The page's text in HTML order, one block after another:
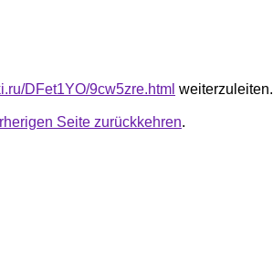
DFet1YO/9cw5zre.html weiterzuleiten.
Seite zurückkehren.